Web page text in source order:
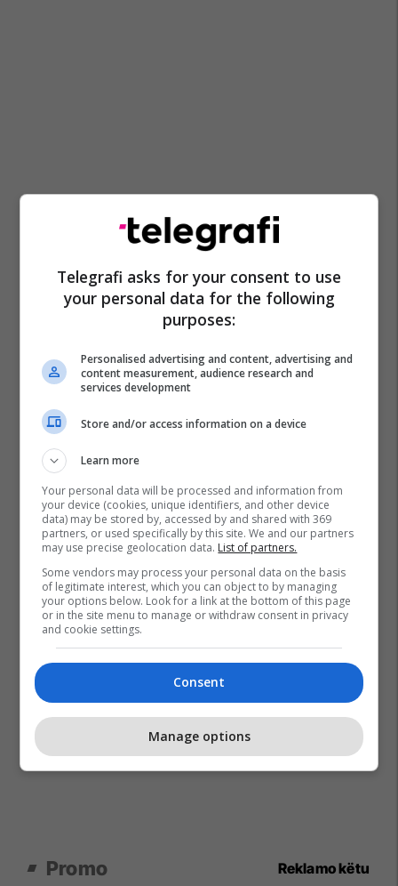
Man Utd Transferimet
Ivan Perisic
Premier League
Promo Reklamo këtu
Telegrafi asks for your consent to use
your personal data for the following
purposes:
Personalised advertising and content, advertising and
content measurement, audience research and
services development
Store and/or access information on a device
Learn more
Your personal data will be processed and information from
your device (cookies, unique identifiers, and other device
data) may be stored by, accessed by and shared with 369
partners, or used specifically by this site. We and our partners
may use precise geolocation data. List of partners.
Some vendors may process your personal data on the basis
of legitimate interest, which you can object to by managing
your options below. Look for a link at the bottom of this page
or in the site menu to manage or withdraw consent in privacy
and cookie settings.
Consent
Manage options